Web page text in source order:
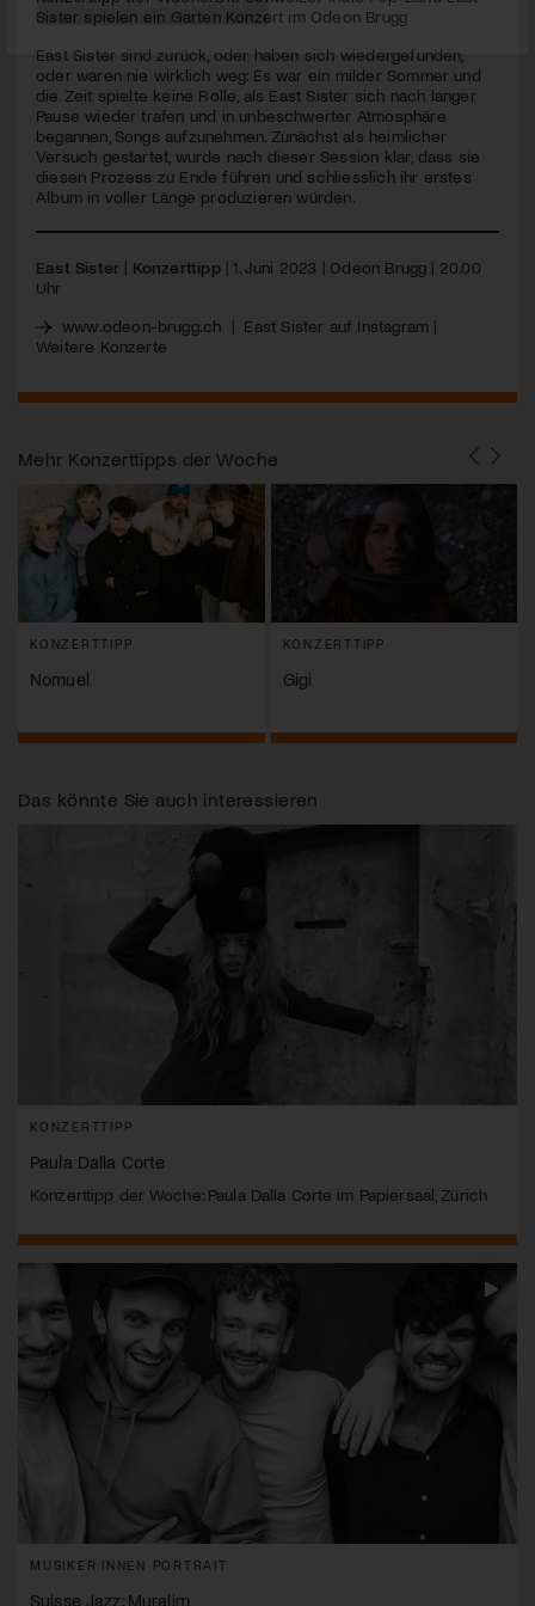
seconds
Sister spielen ein Garten Konzert im Odeon Brugg
East Sister sind zurück, oder haben sich wiedergefunden,
oder waren nie wirklich weg: Es war ein milder Sommer und
die Zeit spielte keine Rolle, als East Sister sich nach langer
Pause wieder trafen und in unbeschwerter Atmosphäre
begannen, Songs aufzunehmen. Zunächst als heimlicher
Versuch gestartet, wurde nach dieser Session klar, dass sie
diesen Prozess zu Ende führen und schliesslich ihr erstes
Album in voller Länge produzieren würden.
East Sister | Konzerttipp| 1. Juni 2023 | Odeon Brugg | 20.00
Uhr
www.odeon-brugg.ch | East Sister auf Instagram |
Weitere Konzerte
Mehr Konzerttipps der Woche
KONZERTTIPP
Nomuel
KONZERTTIPP
Gigi
Das könnte Sie auch interessieren
KONZERTTIPP
Paula Dalla Corte
Konzerttipp der Woche: Paula Dalla Corte im Papiersaal, Zürich
MUSIKER:INNEN PORTRAIT
Suisse Jazz: Muralim
Jetzt Mitglied werden